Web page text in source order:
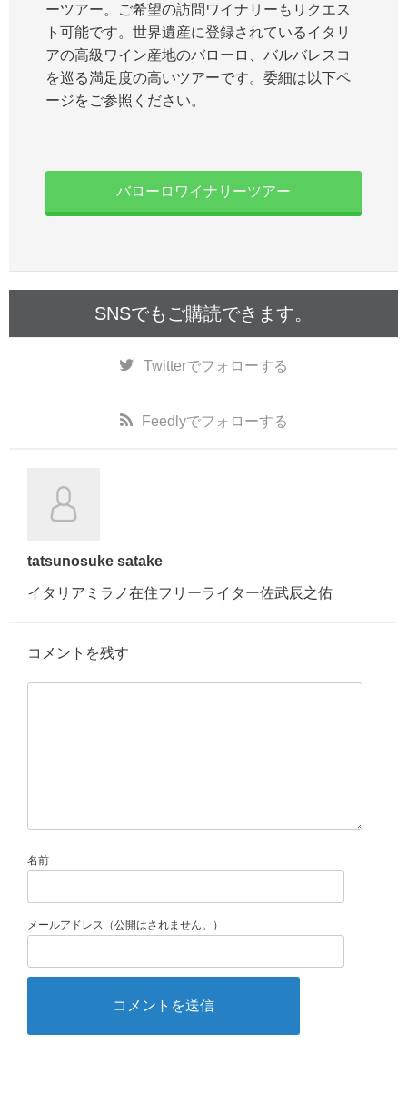
ーツアー。ご希望の訪問ワイナリーもリクエス
ト可能です。世界遺産に登録されているイタリ
アの高級ワイン産地のバローロ、バルバレスコ
を巡る満足度の高いツアーです。委細は以下ペ
ージをご参照ください。
バローロワイナリーツアー
SNSでもご購読できます。
Twitterでフォローする
Feedlyでフォローする
tatsunosuke satake
イタリアミラノ在住フリーライター佐武辰之佑
コメントを残す
名前
メールアドレス（公開はされません。）